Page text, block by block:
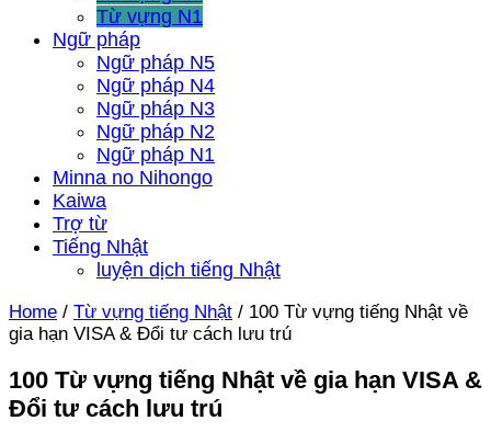
Từ vựng N1
Ngữ pháp
Ngữ pháp N5
Ngữ pháp N4
Ngữ pháp N3
Ngữ pháp N2
Ngữ pháp N1
Minna no Nihongo
Kaiwa
Trợ từ
Tiếng Nhật
luyện dịch tiếng Nhật
Home / Từ vựng tiếng Nhật / 100 Từ vựng tiếng Nhật về
gia hạn VISA & Đổi tư cách lưu trú
100 Từ vựng tiếng Nhật về gia hạn VISA &
Đổi tư cách lưu trú